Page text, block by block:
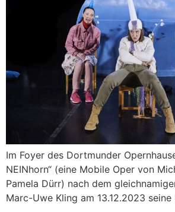
Im Foyer des Dortmunder
NEINhorn“ (eine Mobile Oper von
Pamela Dürr) nach dem
Marc-Uwe Kling am 13.12.2023